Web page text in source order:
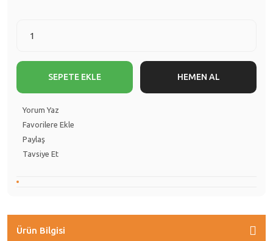
SEPETE EKLE HEMEN AL
Yorum Yaz
Paylaş
Tavsiye Et
Ürün Bilgisi